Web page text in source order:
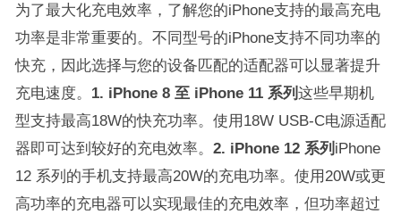
为了最大化充电效率，了解您的iPhone支持的最高充电
功率是非常重要的。不同型号的iPhone支持不同功率的
快充，因此选择与您的设备匹配的适配器可以显著提升
充电速度。 1. iPhone 8 至 iPhone 11 系列 这些早期机
型支持最高18W的快充功率。使用18W USB-C电源适配
器即可达到较好的充电效率。 2. iPhone 12 系列 iPhone
12 系列的手机支持最高20W的充电功率。使用20W或更
高功率的充电器可以实现最佳的充电效率，但功率超过